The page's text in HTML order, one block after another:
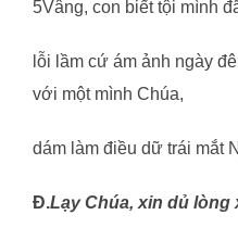
5Vâng, con biết tội mình
lỗi lầm cứ ám ảnh ngày
với một mình Chúa,
dám làm điều dữ trái mắt
Đ.Lạy Chúa, xin dủ lòng